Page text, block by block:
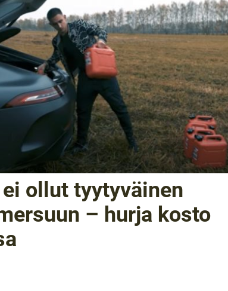
ollut tyytyväinen
– hurja kosto